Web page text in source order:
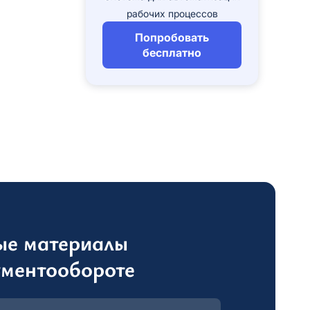
рабочих процессов
Попробовать
бесплатно
материалы